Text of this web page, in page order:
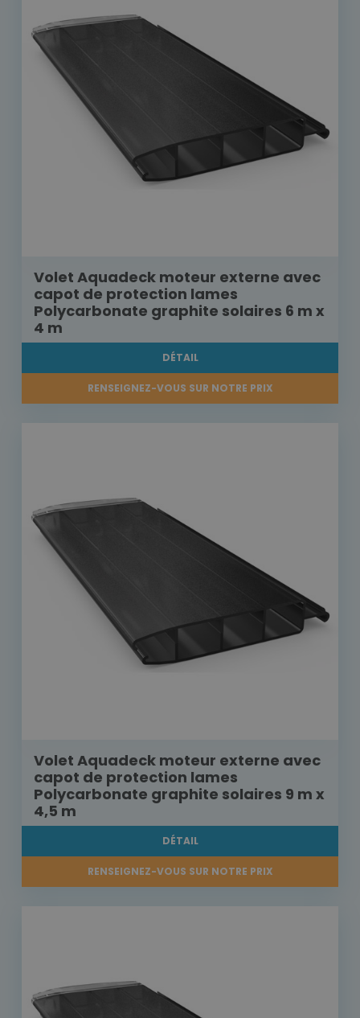
Volet Aquadeck moteur externe avec
capot de protection lames
Polycarbonate graphite solaires 6 m x
4 m
DÉTAIL
RENSEIGNEZ-VOUS SUR NOTRE PRIX
Volet Aquadeck moteur externe avec
capot de protection lames
Polycarbonate graphite solaires 9 m x
4,5 m
DÉTAIL
RENSEIGNEZ-VOUS SUR NOTRE PRIX